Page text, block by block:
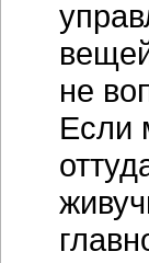
не
Если